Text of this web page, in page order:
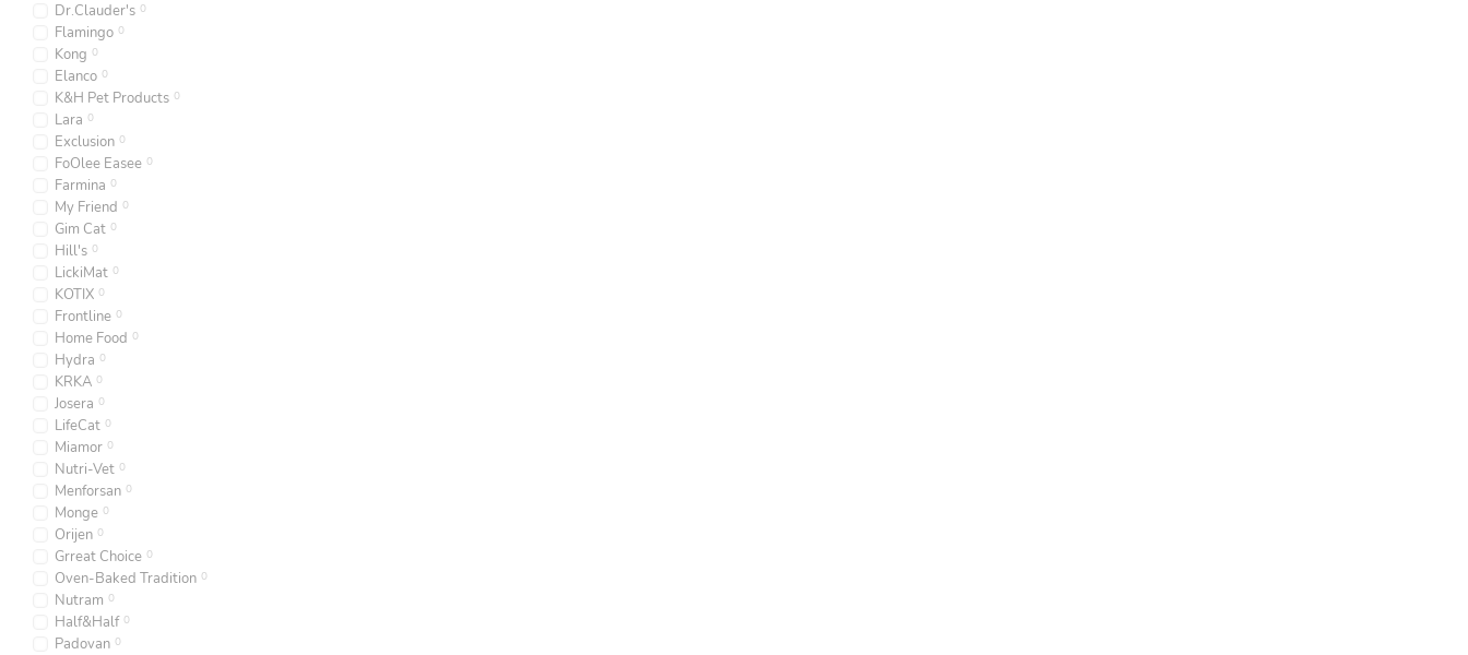
Dr.Clauder's 0
Flamingo 0
Kong 0
Elanco 0
K&H Pet Products 0
Lara 0
Exclusion 0
FoOlee Easee 0
Farmina 0
My Friend 0
Gim Cat 0
Hill's 0
LickiMat 0
KOTIX 0
Frontline 0
Home Food 0
Hydra 0
KRKA 0
Josera 0
LifeCat 0
Miamor 0
Nutri-Vet 0
Menforsan 0
Monge 0
Orijen 0
Grreat Choice 0
Oven-Baked Tradition 0
Nutram 0
Half&Half 0
Padovan 0